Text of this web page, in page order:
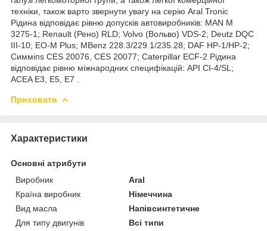
техніки, також варто звернути увагу на серію Aral Tronic
Рідина відповідає рівню допусків автовиробників: MAN М
3275-1; Renault (Рено) RLD; Volvo (Вольво) VDS-2; Deutz DQC
III-10; EO-M Plus; MBenz 228.3/229.1/235.28; DAF HP-1/HP-2;
Симміпѕ CES 20076, CES 20077; Cаterpillar ECF-2 Рідина
відповідає рівню міжнародних специфікацій: API CI-4/SL;
ACEA Е3, E5, E7 .
Приховати
Характеристики
Основні атрибути
Виробник
Aral
Країна виробник
Німеччина
Вид масла
Напівсинтетичне
Для типу двигунів
Всі типи